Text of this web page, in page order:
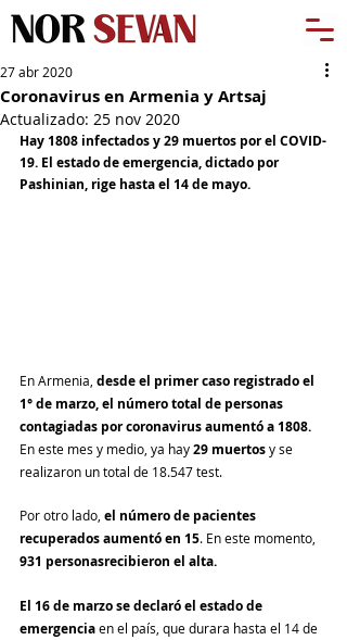
Coronavirus en Armenia y Artsaj
27 abr 2020
Actualizado: 25 nov 2020
Hay 1808 infectados y 29 muertos por el COVID-
19. El estado de emergencia, dictado por
Pashinian, rige hasta el 14 de mayo.
En Armenia, desde el primer caso registrado el
1° de marzo, el número total de personas
contagiadas por coronavirus aumentó a 1808.
En este mes y medio, ya hay 29 muertos y se
realizaron un total de 18.547 test.
Por otro lado, el número de pacientes
recuperados aumentó en 15. En este momento,
931 personasrecibieron el alta.
El 16 de marzo se declaró el estado de
emergencia en el país, que durara hasta el 14 de